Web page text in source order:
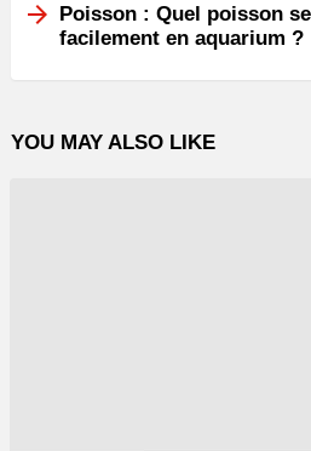
Poisson : Quel poisson
facilement en aquarium ?
YOU MAY ALSO LIKE